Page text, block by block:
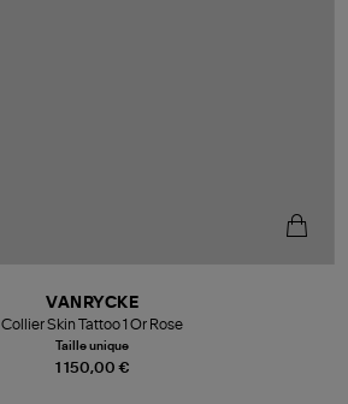
1 150,00 €
VANRYCKE
Collier Skin Tattoo 1 Or Rose
Taille unique